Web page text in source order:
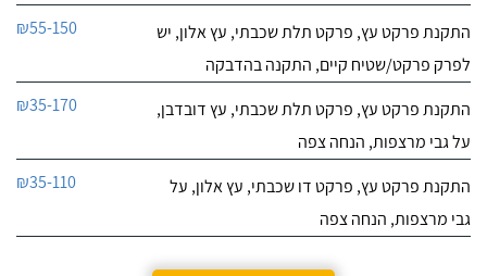
התקנת פרקט עץ, פרקט תלת שכבתי, עץ אלון, יש
לפרק פרקט/שטיח קיים, התקנה בהדבקה
₪55-150
התקנת פרקט עץ, פרקט תלת שכבתי, עץ דובדבן,
על גבי מרצפות, הנחה צפה
₪35-170
התקנת פרקט עץ, פרקט דו שכבתי, עץ אלון, על
גבי מרצפות, הנחה צפה
₪35-110